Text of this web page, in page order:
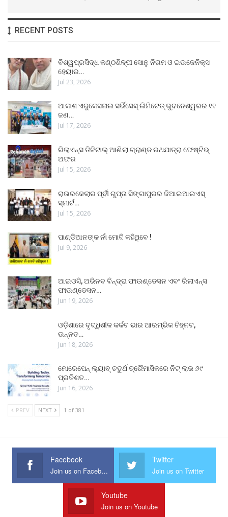
RECENT POSTS
ବିଶ୍ୱପ୍ରସିଦ୍ଧ କଣ୍ଠଶିଳ୍ପୀ ସୋନୁ ନିଗମ ଓ ଇଉଜେନିକ୍ସ
ହେୟାର…
Jul 23, 2026
ଆକାଶ ଏଜୁକେସନାଲ ସର୍ଭିସେସ୍ ଲିମିଟେଡ୍ ଭୁବନେଶ୍ୱରର ୧୧
ଜଣ…
Jul 17, 2026
ରିଲାଏନ୍ସ ଡିଜିଟାଲ୍ ଆଣିଲା ଗ୍ରାଣ୍ଡ ରଥଯାତ୍ରା ଫେଷ୍ଟିଭ୍
ଅଫର
Jul 15, 2026
ରାଉରକେଲାର ପୂର୍ବୀ ଗୁପ୍ତା ସିଙ୍ଗାପୁରର ଜିଆଇଆଇଏସ୍
ସ୍ମାର୍ଟ…
Jul 15, 2026
ପାଣ୍ଡିଆନଙ୍କ ନାଁ ମୋଦି କହିଥିବେ !
Jul 9, 2026
ଆଇଓସି, ଅଭିନବ ବିନ୍ଦ୍ରା ଫାଉଣ୍ଡେସନ ଏବଂ ରିଲାଏନ୍ସ
ଫାଉଣ୍ଡେସନ…
Jun 19, 2026
ଓଡ଼ିଶାରେ ବୃଦ୍ଧିଶୀଳ କର୍କଟ ଭାର ଆରମ୍ଭିକ ଚିହ୍ନଟ,
ଉନ୍ନତ…
Jun 18, 2026
ମୋରେପେନ୍ ଲ୍ୟାବ୍ ଚତୁର୍ଥ ତ୍ରୈମାସିକରେ ନିଟ୍ ଲାଭ ୬୯
ପ୍ରତିଶତ…
Jun 16, 2026
PREV NEXT 1 of 381
Facebook
Join us on Facebook
Twitter
Join us on Twitter
Youtube
Join us on Youtube